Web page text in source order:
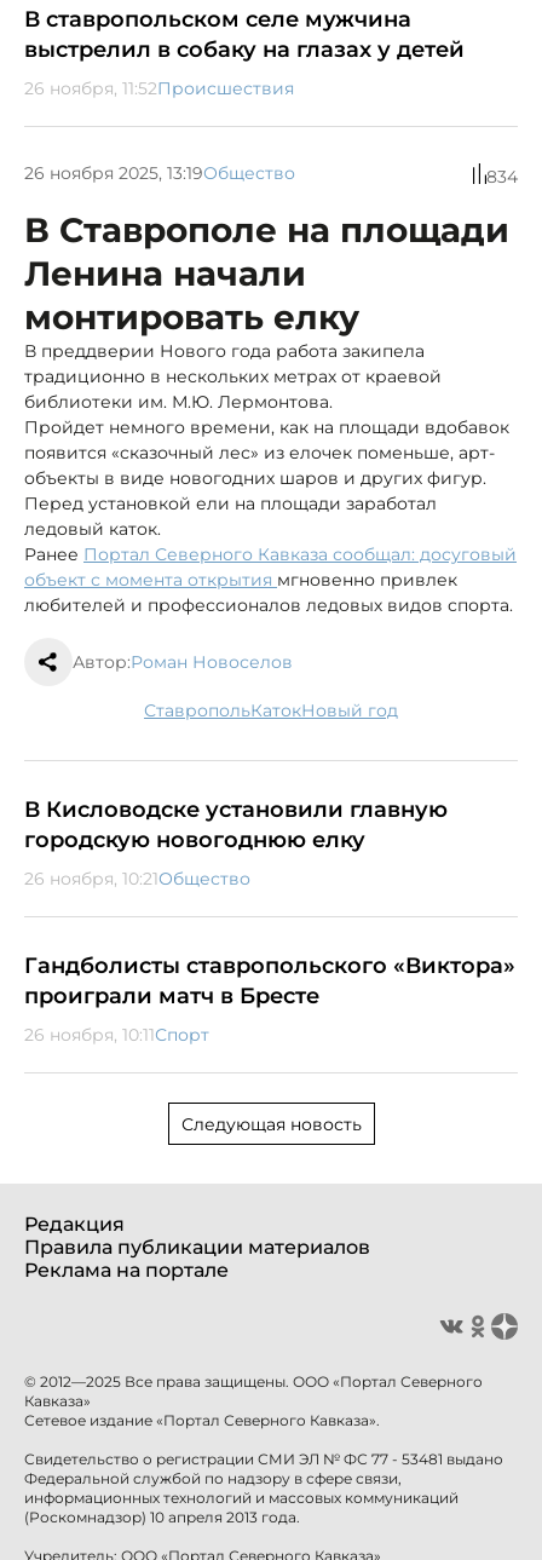
В ставропольском селе мужчина
выстрелил в собаку на глазах у детей
26 ноября, 11:52Происшествия
26 ноября 2025, 13:19Общество 834
В Ставрополе на площади
Ленина начали
монтировать елку
В преддверии Нового года работа закипела
традиционно в нескольких метрах от краевой
библиотеки им. М.Ю. Лермонтова.
Пройдет немного времени, как на площади вдобавок
появится «сказочный лес» из елочек поменьше, арт-
объекты в виде новогодних шаров и других фигур.
Перед установкой ели на площади заработал
ледовый каток.
Ранее Портал Северного Кавказа сообщал: досуговый
объект с момента открытия мгновенно привлек
любителей и профессионалов ледовых видов спорта.
Автор:Роман Новоселов
Ставрополь каток новый год
В Кисловодске установили главную
городскую новогоднюю елку
26 ноября, 10:21Общество
Гандболисты ставропольского «Виктора»
проиграли матч в Бресте
26 ноября, 10:11Спорт
Следующая новость
Редакция
Правила публикации материалов
Реклама на портале
© 2012—2025 Все права защищены. ООО «Портал Северного
Кавказа»
Сетевое издание «Портал Северного Кавказа».
Свидетельство о регистрации СМИ ЭЛ № ФС 77 - 53481 выдано
Федеральной службой по надзору в сфере связи,
информационных технологий и массовых коммуникаций
(Роскомнадзор) 10 апреля 2013 года.
Учредитель: ООО «Портал Северного Кавказа»